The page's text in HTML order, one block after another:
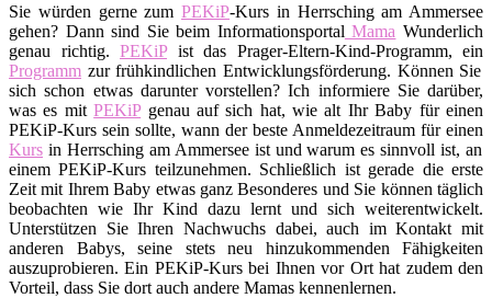
Sie würden gerne zum PEKiP-Kurs in Herrsching am Ammersee
gehen? Dann sind Sie beim Informationsportal Mama Wunderlich
genau richtig. PEKiPist das Prager-Eltern-Kind-Programm, ein
Programm zur frühkindlichen Entwicklungsförderung. Können Sie
sich schon etwas darunter vorstellen? Ich informiere Sie darüber,
was es mitPEKiPgenau auf sich hat, wie alt Ihr Baby für einen
PEKiP-Kurs sein sollte, wann der beste Anmeldezeitraum für einen
Kurs in Herrsching am Ammersee ist und warum es sinnvoll ist, an
einem PEKiP-Kurs teilzunehmen. Schließlich ist gerade die erste
Zeit mit Ihrem Baby etwas ganz Besonderes und Sie können täglich
beobachten wie Ihr Kind dazu lernt und sich weiterentwickelt.
Unterstützen Sie Ihren Nachwuchs dabei, auch im Kontakt mit
anderen Babys, seine stets neu hinzukommenden Fähigkeiten
auszuprobieren. Ein PEKiP-Kurs bei Ihnen vor Ort hat zudem den
Vorteil, dass Sie dort auch andere Mamas kennenlernen.